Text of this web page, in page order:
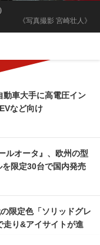
《写真撮影 宮崎壮人》
動車大手に高電圧イン
など向け
ルオータ』、欧州の型
限定30台で国内発売
限定色「ソリッドグレ
走り&アイサイトが進